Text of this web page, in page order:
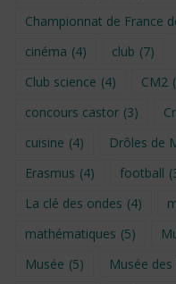
Championnat de France
cinéma (4) club (7)
Club science (4) CM2
concours castor (3)
cuisine (4) Drôles de
Erasmus (4) football
La clé des ondes (4)
mathématiques (5)
Musée (5) Musée